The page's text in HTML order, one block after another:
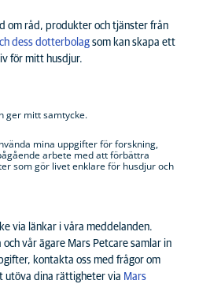
om råd, produkter och tjänster från
dess dotterbolag som kan skapa ett
för mitt husdjur.
ger mitt samtycke.
mina uppgifter för forskning,
arbete med att förbättra
som gör livet enklare för husdjur och
via länkar i våra meddelanden.
och vår ägare Mars Petcare samlar in
kontakta oss med frågor om
utöva dina rättigheter via Mars